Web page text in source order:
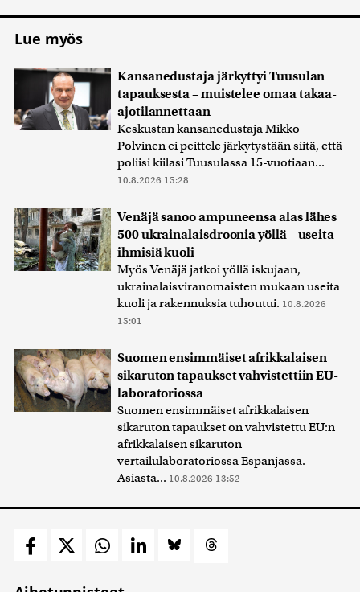
Lue myös
Kansanedustaja järkyttyi Tuusulan
tapauksesta – muistelee omaa takaa-
ajotilannettaan
Keskustan kansanedustaja Mikko
Polvinen ei peittele järkytystään siitä, että
poliisi kiilasi Tuusulassa 15-vuotiaan...
10.8.2026 15:28
Venäjä sanoo ampuneensa alas lähes
500 ukrainalaisdroonia yöllä – useita
ihmisiä kuoli
Myös Venäjä jatkoi yöllä iskujaan,
ukrainalaisviranomaisten mukaan useita
kuoli ja rakennuksia tuhoutui. 10.8.2026
15:01
Suomen ensimmäiset afrikkalaisen
sikaruton tapaukset vahvistettiin EU-
laboratoriossa
Suomen ensimmäiset afrikkalaisen
sikaruton tapaukset on vahvistettu EU:n
afrikkalaisen sikaruton
vertailulaboratoriossa Espanjassa.
Asiasta... 10.8.2026 13:52